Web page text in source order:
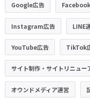
Google広告
Instagram広告 LINE
YouTube広告 TikTok
サイト制作・サイトリニュー
オウンドメディア運営